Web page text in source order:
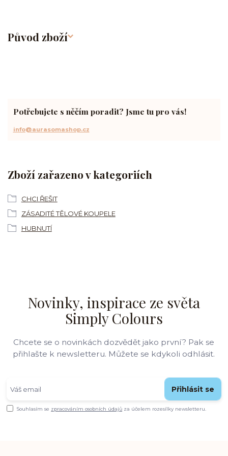
Původ zboží
Zboží zařazeno v kategoriích
CHCI ŘEŠIT
ZÁSADITÉ TĚLOVÉ KOUPELE
HUBNUTÍ
Potřebujete s něčím poradit? Jsme tu pro vás!
info@aurasomashop.cz
Novinky, inspirace ze světa
Simply Colours
Chcete se o novinkách dozvědět jako první? Pak se
přihlašte k newsletteru. Můžete se kdykoli odhlásit.
Přihlásit se
Souhlasím se zpracováním osobních údajů za účelem rozesílky newsletteru.